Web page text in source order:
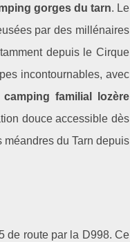
gorges du tarn. Le
par des millénaires
depuis le Cirque
incontournables, avec
camping familial lozère
douce accessible dès
du Tarn depuis
de route par la D998. Ce